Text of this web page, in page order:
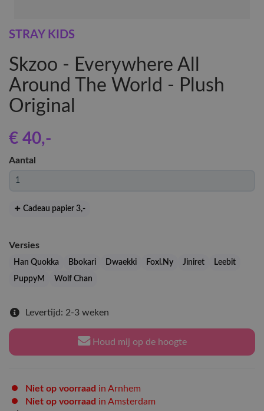
STRAY KIDS
Skzoo - Everywhere All
Around The World - Plush
Original
€ 40,-
Aantal
Cadeau papier 3,-
Versies
Han Quokka Bbokari Dwaekki Foxl.Ny Jiniret
Leebit
PuppyM
Wolf Chan
Levertijd: 2-3 weken
Houd mij op de hoogte
Niet op voorraad in Arnhem
Niet op voorraad in Amsterdam